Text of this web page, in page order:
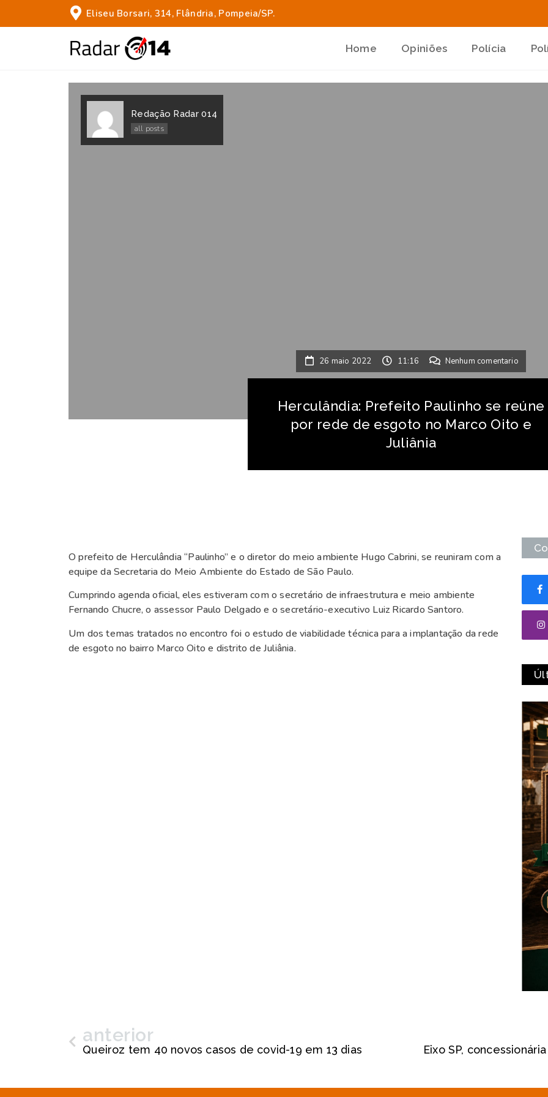
Eliseu Borsari, 314, Flândria, Pompeia/SP.
Home Opiniões Polícia
Redação Radar 014
all posts
26 maio 2022 11:16 Nenhum comentario
Herculândia: Prefeito Paulinho se reúne
por rede de esgoto no Marco Oito e
Juliânia
O prefeito de Herculândia “Paulinho” e o diretor do meio ambiente Hugo Cabrini, se reuniram com a
equipe da Secretaria do Meio Ambiente do Estado de São Paulo.
Cumprindo agenda oficial, eles estiveram com o secretário de infraestrutura e meio ambiente
Fernando Chucre, o assessor Paulo Delgado e o secretário-executivo Luiz Ricardo Santoro.
Um dos temas tratados no encontro foi o estudo de viabilidade técnica para a implantação da rede
de esgoto no bairro Marco Oito e distrito de Juliânia.
anterior
Queiroz tem 40 novos casos de covid-19 em 13 dias